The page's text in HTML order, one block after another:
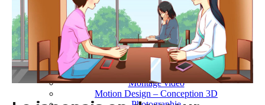
Projets
Ressources
Tech
PROJETS
Dessin
Identité
Illustration
Montage vidéo
Motion Design – Conception 3D